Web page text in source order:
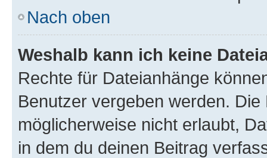
Nach oben
Weshalb kann ich keine
Rechte für Dateianhänge
Benutzer vergeben werden.
möglicherweise nicht erlaubt,
in dem du deinen Beitrag